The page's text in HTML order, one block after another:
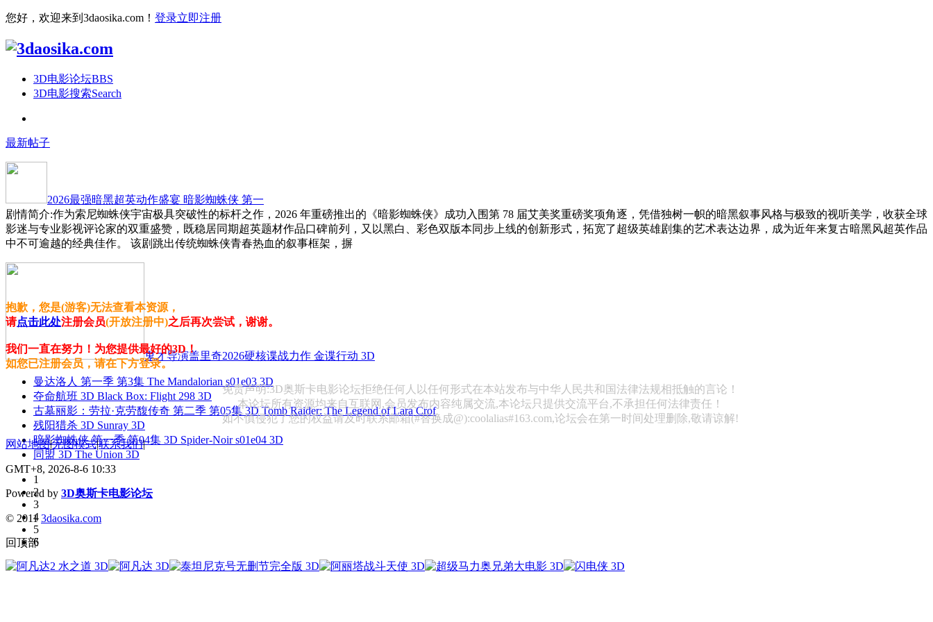
您好，欢迎来到3daosika.com！ 登录立即注册
3D电影论坛BBS
3D电影搜索Search
最新帖子
2026最强暗黑超英动作盛宴 暗影蜘蛛侠 第一
剧情简介:作为索尼蜘蛛侠宇宙极具突破性的标杆之作，2026 年重磅推出的《暗影蜘蛛侠》成功入围第 78 届艾美奖重磅奖项角逐，凭借独树一帜的暗黑叙事风格与极致的视听美学，收获全球
影迷与专业影视评论家的双重盛赞，既稳居同期超英题材作品口碑前列，又以黑白、彩色双版本同步上线的创新形式，拓宽了超级英雄剧集的艺术表达边界，成为近年来复古暗黑风超英作品
中不可逾越的经典佳作。 该剧跳出传统蜘蛛侠青春热血的叙事框架，摒
鬼才导演盖里奇2026硬核谍战力作 金谍行动 3D
曼达洛人 第一季 第3集 The Mandalorian s01e03 3D
夺命航班 3D Black Box: Flight 298 3D
古墓丽影：劳拉·克劳馥传奇 第二季 第05集 3D Tomb Raider: The Legend of Lara Crof
残阳猎杀 3D Sunray 3D
暗影蜘蛛侠 第一季 第04集 3D Spider-Noir s01e04 3D
同盟 3D The Union 3D
1
2
3
4
5
6
抱歉，您是(游客)无法查看本资源，
请点击此处注册会员(开放注册中)之后再次尝试，谢谢。
我们一直在努力！为您提供最好的3D！
如您已注册会员，请在下方登录。
免责声明:3D奥斯卡电影论坛拒绝任何人以任何形式在本站发布与中华人民共和国法律法规相抵触的言论！
本论坛所有资源均来自互联网,会员发布内容纯属交流,本论坛只提供交流平台,不承担任何法律责任！
如不慎侵犯了您的权益请及时联系邮箱(#替换成@):coolalias#163.com,论坛会在第一时间处理删除,敬请谅解!
网站地图|无图模式|联系我们|
GMT+8, 2026-8-6 10:33
Powered by 3D奥斯卡电影论坛
© 20113daosika.com
回顶部